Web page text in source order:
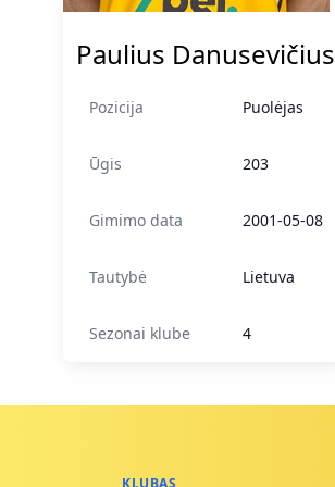
Paulius Danusevičius
Pozicija Puolėjas
Ūgis 203
Gimimo data 2001-05-08
Tautybė Lietuva
Sezonai klube 4
KLUBAS